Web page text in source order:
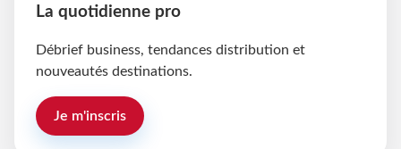
La quotidienne pro
Débrief business, tendances distribution et
nouveautés destinations.
Je m'inscris